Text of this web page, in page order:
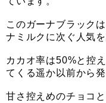
このガーナブラック
ナミルクに次ぐ人気を
カカオ率は50%と控
てくる遥か以前から
甘さ控えめのチョコ